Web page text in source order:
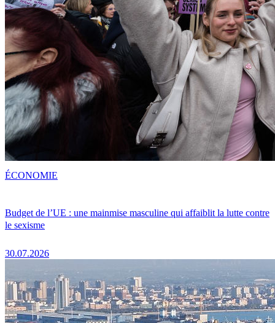
Budget de l’UE : une mainmise masculine qui affaiblit la lutte contre
le sexisme
30.07.2026
ÉCONOMIE